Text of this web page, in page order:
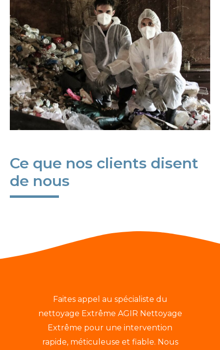
Ce que nos clients disent
de nous
Faites appel au spécialiste du
nettoyage Extrême AGIR Nettoyage
Extrême pour une intervention
rapide, méticuleuse et fiable. Nous